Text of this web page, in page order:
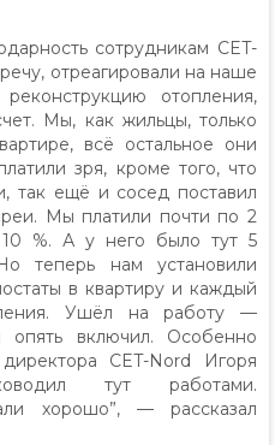
сотрудникам CET-
отреагировали на наше
отопления,
Мы, как жильцы, только
всё остальное они
зря, кроме того, что
так ещё и сосед поставил
Мы платили почти по 2
%. А у него было тут 5
теперь нам установили
в квартиру и каждый
Ушёл на работу —
опять включил. Особенно
CET-Nord Игоря
тут работами.
хорошо”, — рассказал